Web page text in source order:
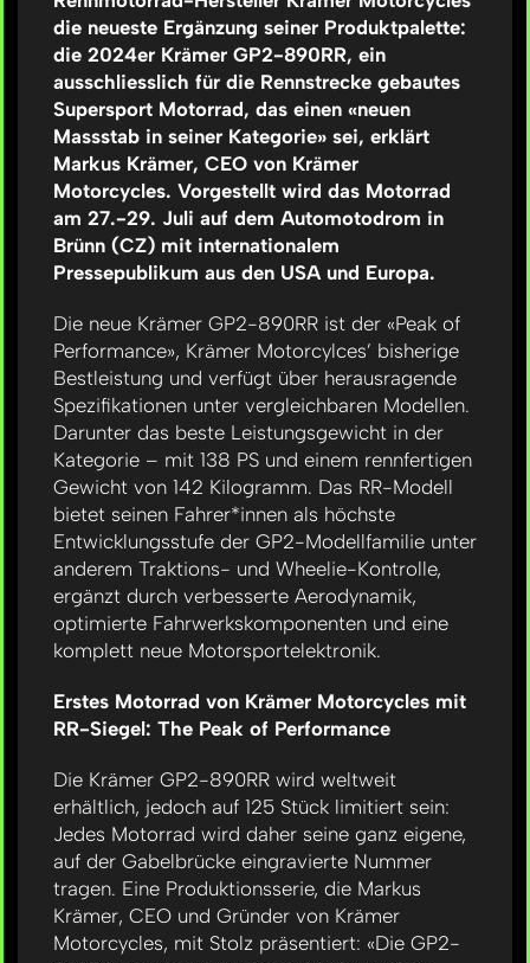
die neueste Ergänzung seiner Produktpalette:
die 2024er Krämer GP2-890RR, ein
ausschliesslich für die Rennstrecke gebautes
Supersport Motorrad, das einen «neuen
Massstab in seiner Kategorie» sei, erklärt
Markus Krämer, CEO von Krämer
Motorcycles. Vorgestellt wird das Motorrad
am 27.-29. Juli auf dem Automotodrom in
Brünn (CZ) mit internationalem
Pressepublikum aus den USA und Europa.
Die neue Krämer GP2-890RR ist der «Peak of
Performance», Krämer Motorcylces’ bisherige
Bestleistung und verfügt über herausragende
Spezifikationen unter vergleichbaren Modellen.
Darunter das beste Leistungsgewicht in der
Kategorie – mit 138 PS und einem rennfertigen
Gewicht von 142 Kilogramm. Das RR-Modell
bietet seinen Fahrer*innen als höchste
Entwicklungsstufe der GP2-Modellfamilie unter
anderem Traktions- und Wheelie-Kontrolle,
ergänzt durch verbesserte Aerodynamik,
optimierte Fahrwerkskomponenten und eine
komplett neue Motorsportelektronik.
Erstes Motorrad von Krämer Motorcycles mit
RR-Siegel: The Peak of Performance
Die Krämer GP2-890RR wird weltweit
erhältlich, jedoch auf 125 Stück limitiert sein:
Jedes Motorrad wird daher seine ganz eigene,
auf der Gabelbrücke eingravierte Nummer
tragen. Eine Produktionsserie, die Markus
Krämer, CEO und Gründer von Krämer
Motorcycles, mit Stolz präsentiert: «Die GP2-